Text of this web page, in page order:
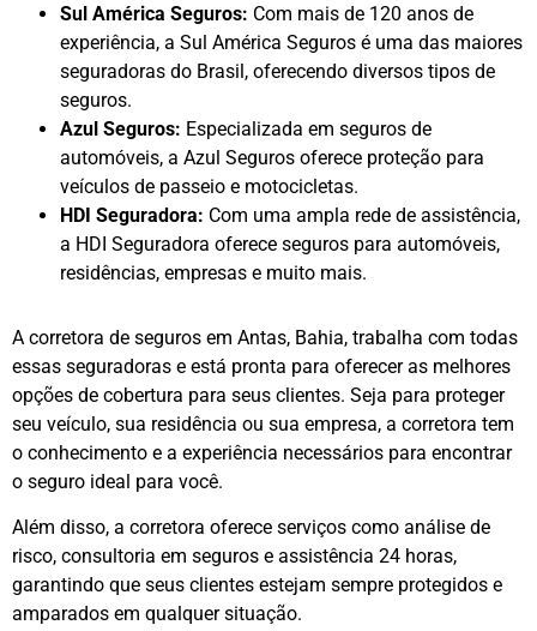
Sul América Seguros: Com mais de 120 anos de
experiência, a Sul América Seguros é uma das maiores
seguradoras do Brasil, oferecendo diversos tipos de
seguros.
Azul Seguros: Especializada em seguros de
automóveis, a Azul Seguros oferece proteção para
veículos de passeio e motocicletas.
HDI Seguradora: Com uma ampla rede de assistência,
a HDI Seguradora oferece seguros para automóveis,
residências, empresas e muito mais.
A corretora de seguros em Antas, Bahia, trabalha com todas
essas seguradoras e está pronta para oferecer as melhores
opções de cobertura para seus clientes. Seja para proteger
seu veículo, sua residência ou sua empresa, a corretora tem
o conhecimento e a experiência necessários para encontrar
o seguro ideal para você.
Além disso, a corretora oferece serviços como análise de
risco, consultoria em seguros e assistência 24 horas,
garantindo que seus clientes estejam sempre protegidos e
amparados em qualquer situação.